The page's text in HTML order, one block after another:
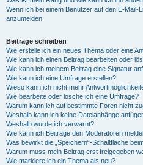
Wenn ich bei einem Benutzer auf den E-
anzumelden.
Beiträge schreiben
Wie erstelle ich ein neues Thema oder eine
Wie kann ich einen Beitrag bearbeiten oder
Wie kann ich meinem Beitrag eine Signatur
Wie kann ich eine Umfrage erstellen?
Wieso kann ich nicht mehr
Wie bearbeite oder lösche ich eine Umfrage?
Warum kann ich auf bestimmte Foren nicht
Weshalb kann ich keine Dateianhänge
Weshalb wurde ich verwarnt?
Wie kann ich Beiträge den Moderatoren
Was bewirkt die „Speichern“-Schaltfläche
Warum muss mein Beitrag erst freigegeben
Wie markiere ich ein Thema als neu?